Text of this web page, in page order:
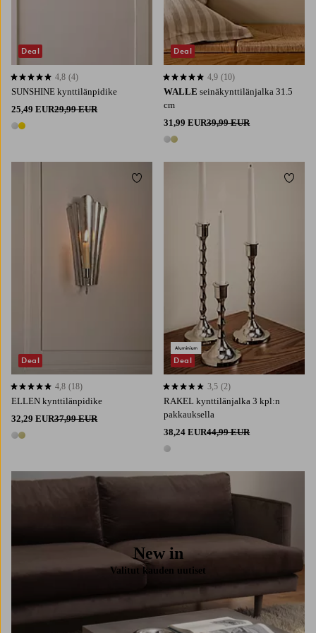
SUNSHINE kynttilänpidike
25,49 EUR29,99 EUR
2 värejä
4,8 perustuen 4 arvosanaan
4,8 (4)
Deal
WALLE seinäkynttilänjalka 31.5
cm
31,99 EUR39,99 EUR
2 värejä
4,9 perustuen 10 arvosanaan
4,9 (10)
Deal
ELLEN kynttilänpidike
32,29 EUR37,99 EUR
2 värejä
4,8 perustuen 18 arvosanaan
4,8 (18)
Deal
Lisää suosikkeihin
RAKEL kynttilänjalka 3 kpl:n
pakkauksella
38,24 EUR44,99 EUR
1 väri
3,5 perustuen 2 arvosanaan
3,5 (2)
Deal
Lisää
New in
Valitut kauden uutiset